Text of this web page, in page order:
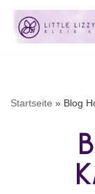
Startseite » Blog